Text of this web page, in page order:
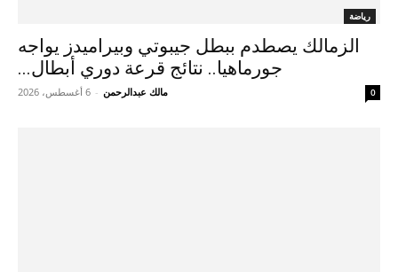
رياضة
الزمالك يصطدم ببطل جيبوتي وبيراميدز يواجه
جورماهيا.. نتائج قرعة دوري أبطال...
مالك عبدالرحمن - 6 أغسطس، 2026 0